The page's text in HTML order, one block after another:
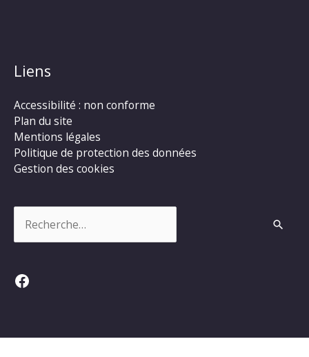
Liens
Accessibilité : non conforme
Plan du site
Mentions légales
Politique de protection des données
Gestion des cookies
Facebook